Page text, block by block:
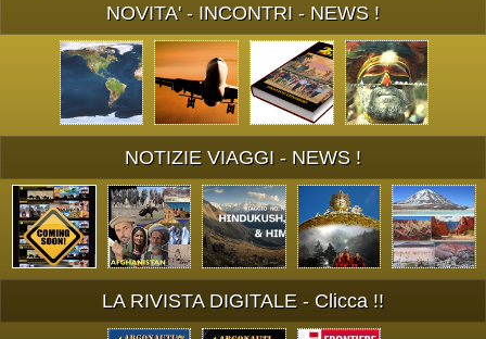
NOVITA' - INCONTRI - NEWS !
NOTIZIE VIAGGI - NEWS !
LA RIVISTA DIGITALE - Clicca !!